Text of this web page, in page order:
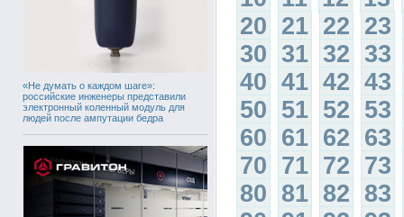
«Не думать о каждом шаге»:
российские инженеры представили
электронный коленный модуль для
людей после ампутации бедра
20 21 22 23
30 31 32 33
40 41 42 43
50 51 52 53
60 61 62 63
70 71 72 73
80 81 82 83